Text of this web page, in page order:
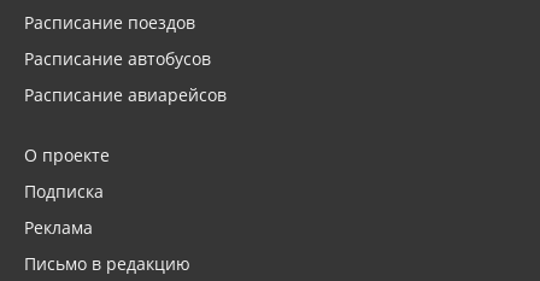
Расписание поездов
Расписание автобусов
Расписание авиарейсов
О проекте
Подписка
Реклама
Письмо в редакцию